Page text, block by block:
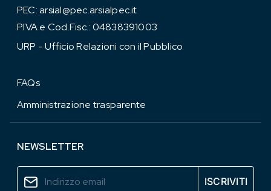
PEC:arsial@pec.arsialpec.it
P.IVA e Cod.Fisc.: 04838391003
URP - Ufficio Relazioni con il Pubblico
FAQs
Amministrazione trasparente
NEWSLETTER